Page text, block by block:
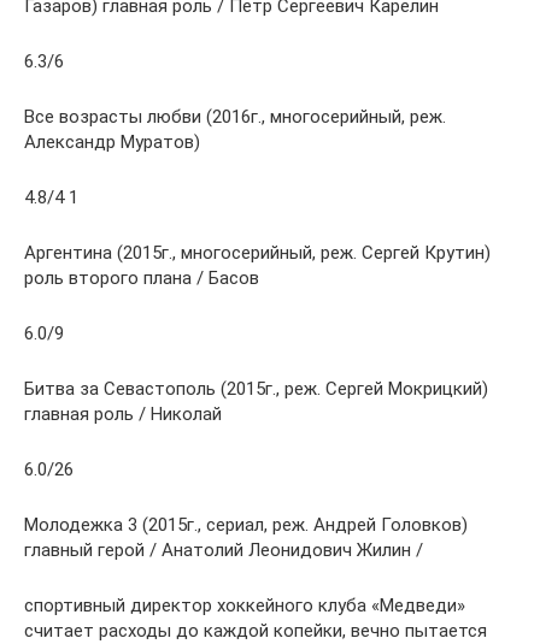
Газаров) главная роль / Петр Сергеевич Карелин
6.3/6
Все возрасты любви (2016г., многосерийный, реж.
Александр Муратов)
4.8/4 1
Аргентина (2015г., многосерийный, реж. Сергей Крутин)
роль второго плана / Басов
6.0/9
Битва за Севастополь (2015г., реж. Сергей Мокрицкий)
главная роль / Николай
6.0/26
Молодежка 3 (2015г., сериал, реж. Андрей Головков)
главный герой / Анатолий Леонидович Жилин /
спортивный директор хоккейного клуба «Медведи»
считает расходы до каждой копейки, вечно пытается